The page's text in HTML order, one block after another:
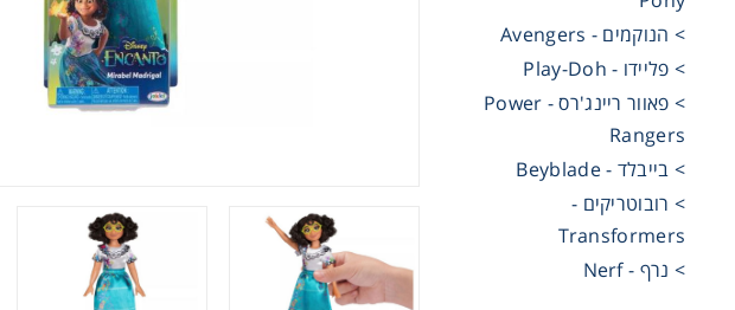
> הנוקמים - Avengers
> פליידו - Play-Doh
> פאוור ריינג'רס - Power
Rangers
> בייבלד - Beyblade
> רובוטריקים -
Transformers
> נרף - Nerf
משחקי קופסא
ריהוט לילדים